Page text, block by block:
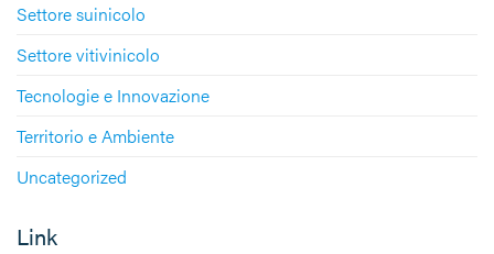
Settore suinicolo
Settore vitivinicolo
Tecnologie e Innovazione
Territorio e Ambiente
Uncategorized
Link